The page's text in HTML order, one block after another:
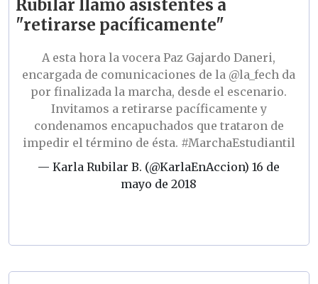
Rubilar llamó asistentes a
"retirarse pacíficamente"
A esta hora la vocera Paz Gajardo Daneri,
encargada de comunicaciones de la @la_fech da
por finalizada la marcha, desde el escenario.
Invitamos a retirarse pacíficamente y
condenamos encapuchados que trataron de
impedir el término de ésta. #MarchaEstudiantil
— Karla Rubilar B. (@KarlaEnAccion)16 de
mayo de 2018